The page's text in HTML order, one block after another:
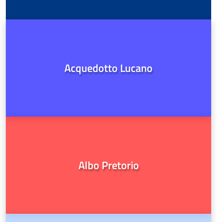
Acquedotto Lucano
Albo Pretorio